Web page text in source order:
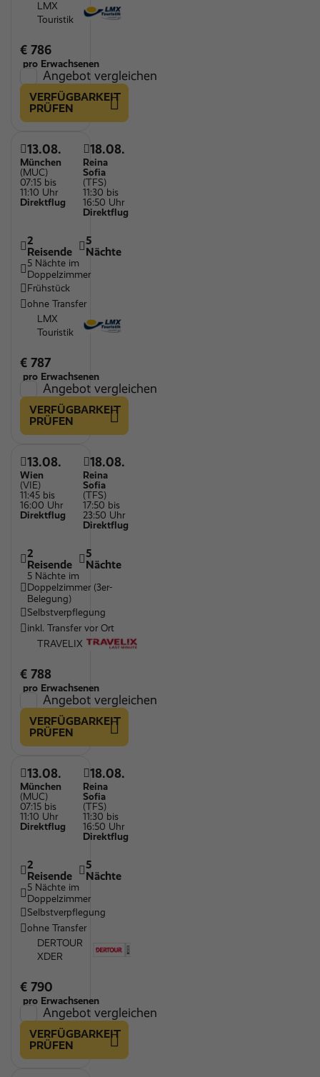
LMX
Touristik
€ 786
pro Erwachsenen
Angebot vergleichen
VERFÜGBARKEIT
PRÜFEN
13.08.
München
(MUC)
07:15 bis
11:10 Uhr
Direktflug
18.08.
Reina
Sofia
(TFS)
11:30 bis
16:50 Uhr
Direktflug
2
Reisende
5
Nächte
5 Nächte im
Doppelzimmer
Frühstück
ohne Transfer
LMX
Touristik
€ 787
pro Erwachsenen
Angebot vergleichen
VERFÜGBARKEIT
PRÜFEN
13.08.
Wien
(VIE)
11:45 bis
16:00 Uhr
Direktflug
18.08.
Reina
Sofia
(TFS)
17:50 bis
23:50 Uhr
Direktflug
2
Reisende
5
Nächte
5 Nächte im
Doppelzimmer (3er-
Belegung)
Selbstverpflegung
inkl. Transfer vor Ort
TRAVELIX
€ 788
pro Erwachsenen
Angebot vergleichen
VERFÜGBARKEIT
PRÜFEN
13.08.
München
(MUC)
07:15 bis
11:10 Uhr
Direktflug
18.08.
Reina
Sofia
(TFS)
11:30 bis
16:50 Uhr
Direktflug
2
Reisende
5
Nächte
5 Nächte im
Doppelzimmer
Selbstverpflegung
ohne Transfer
DERTOUR
XDER
€ 790
pro Erwachsenen
Angebot vergleichen
VERFÜGBARKEIT
PRÜFEN